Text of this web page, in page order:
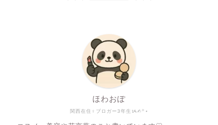
関西在住♀ブロガー3年生ᝰ✍︎꙳⋆
ほわおぽ